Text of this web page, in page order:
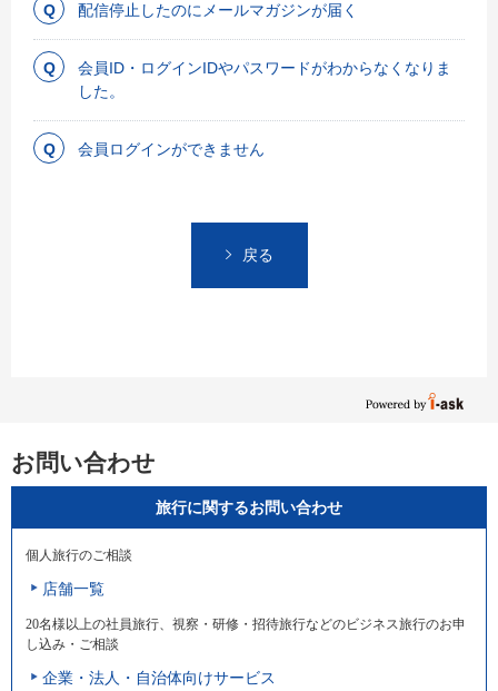
配信停止したのにメールマガジンが届く
会員ID・ログインIDやパスワードがわからなくなりま
した。
会員ログインができません
戻る
お問い合わせ
旅行に関するお問い合わせ
個人旅行のご相談
店舗一覧
20名様以上の社員旅行、視察・研修・招待旅行などのビジネス旅行のお申
し込み・ご相談
企業・法人・自治体向けサービス